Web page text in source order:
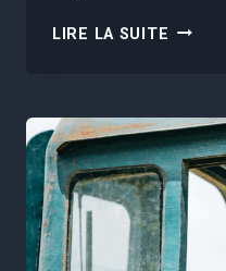
LIRE LA SUITE CES
POUR
LES
VONT